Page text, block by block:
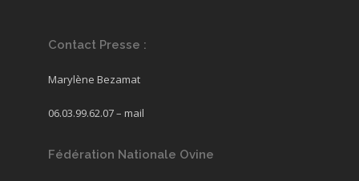
Contact Presse :
Marylène Bezamat
06.03.99.62.07 – mail
Fédération Nationale Ovine